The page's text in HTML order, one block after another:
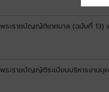
พระราชบัญญัติเทศบาล (ฉบับที่ 13)
พระราชบัญญัติระเบียบบริหารงาน